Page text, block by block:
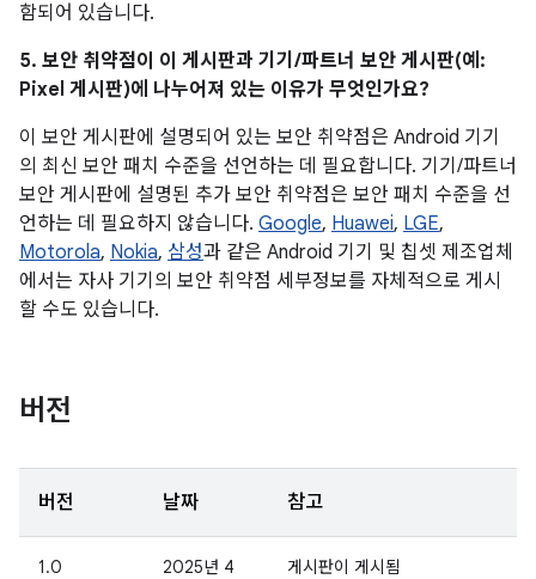
함되어 있습니다.
5. 보안 취약점이 이 게시판과 기기/파트너 보안 게시판(예:
Pixel 게시판)에 나누어져 있는 이유가 무엇인가요?
이 보안 게시판에 설명되어 있는 보안 취약점은 Android 기기
의 최신 보안 패치 수준을 선언하는 데 필요합니다. 기기/파트너
보안 게시판에 설명된 추가 보안 취약점은 보안 패치 수준을 선
언하는 데 필요하지 않습니다. Google, Huawei, LGE,
Motorola, Nokia, 삼성과 같은 Android 기기 및 칩셋 제조업체
에서는 자사 기기의 보안 취약점 세부정보를 자체적으로 게시
할 수도 있습니다.
버전
버전 날짜 참고
1.0
2025년 4
게시판이 게시됨